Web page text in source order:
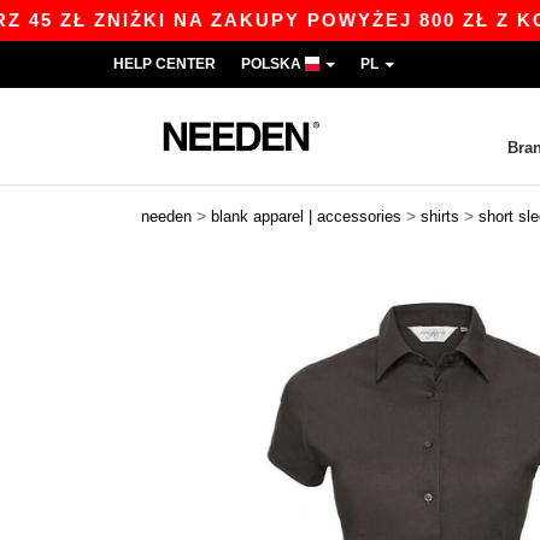
ZNIŻKI NA ZAKUPY POWYŻEJ 800 ZŁ Z
HELP CENTER POLSKA PL
needen > blank apparel | accessories > shirts > short